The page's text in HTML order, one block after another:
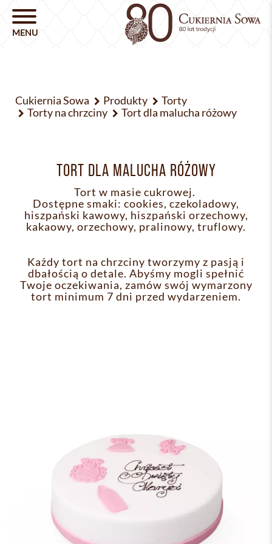
Cukiernia Sowa Produkty
Torty
Torty na chrzciny
Tort dla malucha różowy
TORT DLA MALUCHA RÓŻOWY
Tort w masie cukrowej.
Dostępne smaki: cookies, czekoladowy,
hiszpański kawowy, hiszpański orzechowy,
kakaowy, orzechowy, pralinowy, truflowy.
Każdy tort na chrzciny tworzymy z pasją i
dbałością o detale. Abyśmy mogli spełnić
Twoje oczekiwania, zamów swój wymarzony
tort minimum 7 dni przed wydarzeniem.